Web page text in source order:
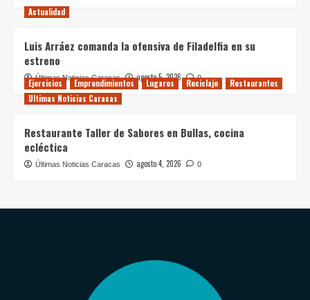
Actualidad
Luis Arráez comanda la ofensiva de Filadelfia en su
estreno
Últimas Noticias Caracas agosto 5, 2026 0
Ejercicios Emprendimientos Lugares Reciclaje
Restaurantes
Ultimas Noticias Caracas
Restaurante Taller de Sabores en Bullas, cocina
ecléctica
Últimas Noticias Caracas agosto 4, 2026 0